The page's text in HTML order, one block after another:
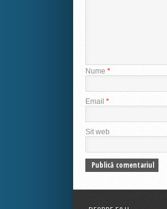
Nume *
Email *
Sit web